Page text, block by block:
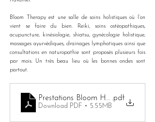
Bloom Therapy est une salle de soins holistiques où l’on
vient se faire du bien. Reiki, soins ostéopathiques,
acupuncture, kinésiologie, shiatsu, gynécologie holistique,
massages ayurvédiques, drainages lymphatiques ainsi que
consultations en naturopathie sont proposés plusieurs fois
par mois. Un très beau lieu où les bonnes ondes sont
partout.
Prestations Bloom House
.pdf
Download PDF • 5.55MB